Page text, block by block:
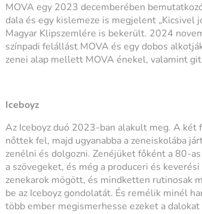
MOVA egy 2023 decemberében
dala és egy kislemeze is megjelent „Kicsivel
Magyar Klipszemlére is bekerült. 2024
színpadi felállást MOVA és egy dobos
zenei alap mellett MOVA énekel, valamint
Iceboyz
Az Iceboyz duó 2023-ban alakult meg. A két
nőttek fel, majd ugyanabba a zeneiskolába
zenélni és dolgozni. Zenéjüket főként a 80-
a szövegeket, és még a produceri és
zenekarok mögött, és mindketten rutinosak
be az Iceboyz gondolatát. És remélik minél
több ember megismerhesse ezeket a